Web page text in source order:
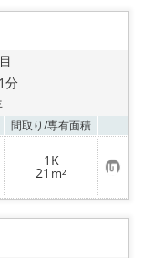
り
分
間取り/専有面積
1K
21 m² お
気
に
り